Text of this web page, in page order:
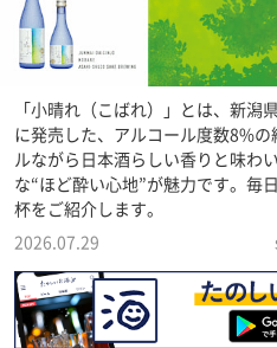
「小晴れ（こばれ）」とは、新潟
に発売した、アルコール度数8%
ルながら日本酒らしい香りと味わ
な“ほど酔い心地”が魅力です。毎
杯をご紹介します。
2026.07.29